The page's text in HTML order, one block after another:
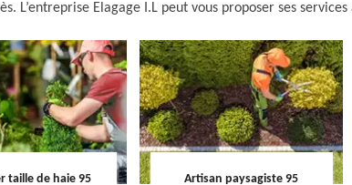
L’entreprise Elagage I.L peut vous proposer ses
taille de haie 95 Artisan paysagiste 95